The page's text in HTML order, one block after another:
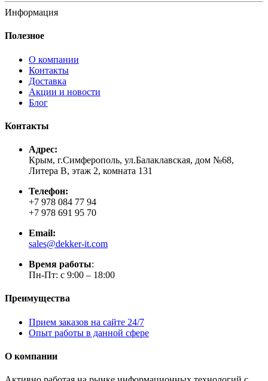
Информация
Полезное
О компании
Контакты
Доставка
Акции и новости
Блог
Контакты
Адрес:
Крым, г.Симферополь, ул.Балаклавская, дом №68,
Литера В, этаж 2, комната 131
Телефон:
+7 978 084 77 94
+7 978 691 95 70
Email:
sales@dekker-it.com
Время работы:
Пн-Пт: с 9:00 – 18:00
Преимущества
Прием заказов на сайте 24/7
Опыт работы в данной сфере
О компании